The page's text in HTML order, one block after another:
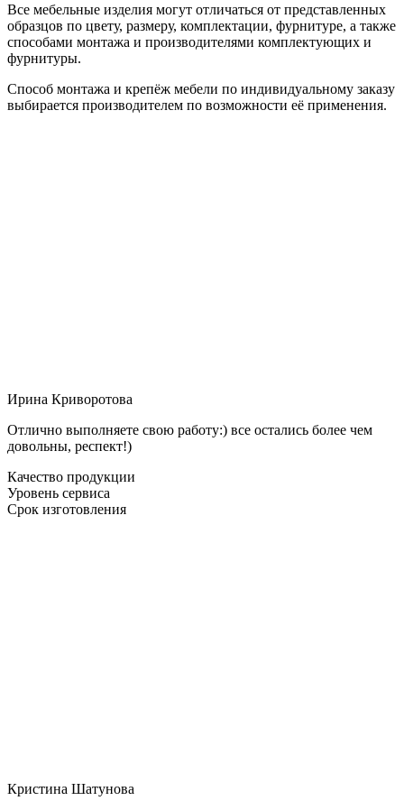
Все мебельные изделия могут отличаться от представленных
образцов по цвету, размеру, комплектации, фурнитуре, а также
способами монтажа и производителями комплектующих и
фурнитуры.
Способ монтажа и крепёж мебели по индивидуальному заказу
выбирается производителем по возможности её применения.
Ирина Криворотова
Отлично выполняете свою работу:) все остались более чем
довольны, респект!)
Качество продукции
Уровень сервиса
Срок изготовления
Кристина Шатунова